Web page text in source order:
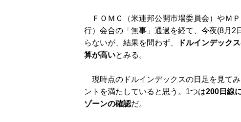
ＦＯＭＣ（米連邦公開市場委員会）やＭ
行）会合の「無事」通過を経て、今夜(8月2
らないが、結果を問わず、
ドルインデック
算が高いとみる。
現時点のドルインデックスの日足を見てみ
ントを満たしていると思う。1つは200日線
ゾーンの確認だ。